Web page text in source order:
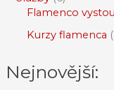
Flamenco
Kurzy flamenca
Nejnovější: